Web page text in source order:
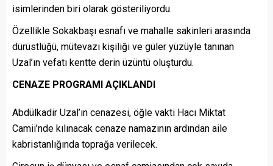
isimlerinden biri olarak gösteriliyordu.
Özellikle Sokakbaşı esnafı ve mahalle sakinleri arasında
dürüstlüğü, mütevazı kişiliği ve güler yüzüyle tanınan
Uzal’ın vefatı kentte derin üzüntü oluşturdu.
CENAZE PROGRAMI AÇIKLANDI
Abdülkadir Uzal’ın cenazesi, öğle vakti Hacı Miktat
Camii’nde kılınacak cenaze namazının ardından aile
kabristanlığında toprağa verilecek.